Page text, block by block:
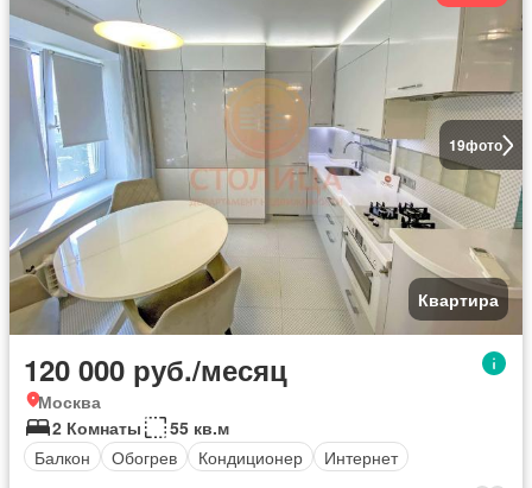
19фото
Квартира
120 000 руб./месяц
Москва
2 Комнаты
55 кв.м
Балкон
Обогрев Кондиционер Интернет